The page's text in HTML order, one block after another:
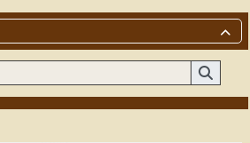
